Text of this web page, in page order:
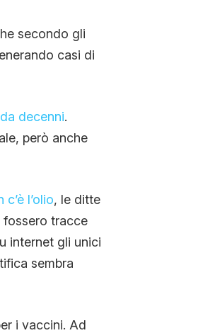
secondo gli
casi di
decenni.
però anche
c’è l’olio, le ditte
fossero tracce
internet gli unici
sembra
i vaccini. Ad